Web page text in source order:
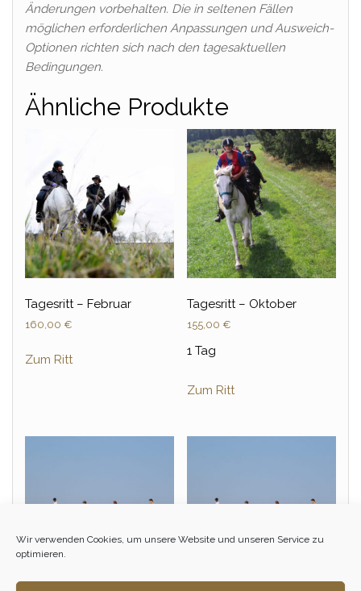
Wir verwenden Cookies, um unsere Website und unseren Service zu
optimieren.
Änderungen vorbehalten. Die in seltenen Fällen
möglichen erforderlichen Anpassungen und Ausweich-
Optionen richten sich nach den tagesaktuellen
Bedingungen.
Ähnliche Produkte
Tagesritt – Februar
160,00 €
Zum Ritt
Tagesritt – Oktober
155,00 €
1 Tag
Zum Ritt